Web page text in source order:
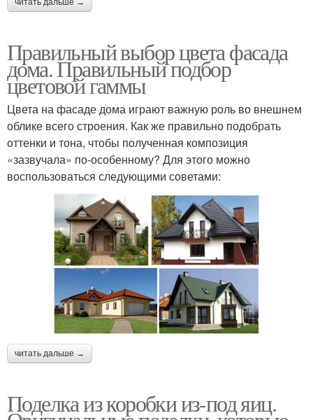
читать дальше →
Правильный выбор цвета фасада
дома. Правильный подбор
цветовой гаммы
Цвета на фасаде дома играют важную роль во внешнем
облике всего строения. Как же правильно подобрать
оттенки и тона, чтобы полученная композиция
«зазвучала» по-особенному? Для этого можно
воспользоваться следующими советами:
читать дальше →
Поделка из коробки из-под яиц.